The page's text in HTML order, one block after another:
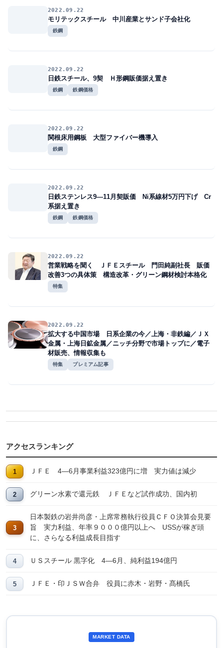
2022.09.22
モリテックスチール 中川産業とサンド子会社化
鉄鋼
2022.09.22
日鉄スチール、9契 Ｈ形鋼販価据え置き
鉄鋼 鉄鋼価格
2022.09.22
関根床用鋼板 大型ファイバー機導入
鉄鋼
2022.09.22
日鉄ステンレス9―11月契販価 Ni系線材5万円下げ Cr
系据え置き
鉄鋼 鉄鋼価格
2022.09.22
営業戦略を聞く ＪＦＥスチール 門田純副社長 販価
改善3つの具体策 構造改革・グリーン鋼材検討本格化
特集
2022.09.22
拡大する中国市場 日系企業の今／上海・非鉄編／ＪＸ
金属・上海日鉱金属／ニッチ分野で市場トップに／電子
材販売、情報収集も
特集 プレミアム記事
アクセスランキング
ＪＦＥ 4―6月事業利益323億円に増 実力値は減少
グリーン水素で還元鉄 ＪＦＥなど試作成功、国内初
日本製鉄の岩井尚彦・上席常務執行役員ＣＦＯ決算会見要
旨 実力利益、年率９０００億円以上へ USSが稼ぎ頭
に、さらなる利益成長目指す
ＵＳスチール 黒字化 4―6月、純利益194億円
ＪＦＥ・印ＪＳＷ合弁 役員に赤木・岩野・髙橋氏
MARKET DATA